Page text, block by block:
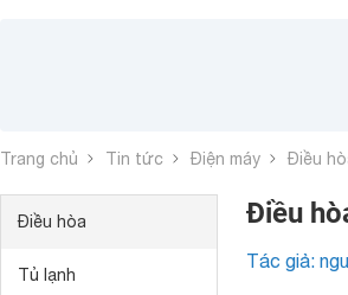
Trang chủ Tin tức Điện máy Điều
Điều hòa
Tủ lạnh
Điều
Tác giả: